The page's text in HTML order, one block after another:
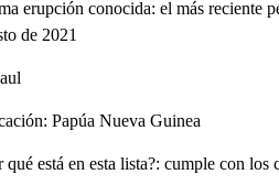
erupción conocida: el más reciente
de 2021
Papúa Nueva Guinea
qué está en esta lista?: cumple con los